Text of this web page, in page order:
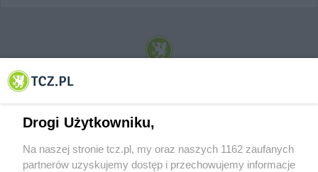
© 2001-2026 Tczew - TCZ.PL Sp. z o.o. Internetowy Serwis Informacyjny Miasta
Drogi Użytkowniku,
Na naszej stronie tcz.pl, my oraz naszych 1162 zaufanych
partnerów uzyskujemy dostęp i przechowujemy informacje